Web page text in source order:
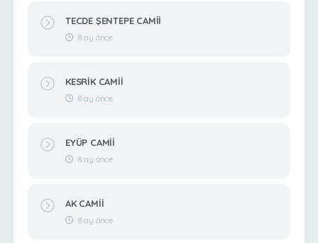
TECDE ŞENTEPE CAMİİ
8 ay önce
KESRİK CAMİİ
8 ay önce
EYÜP CAMİİ
8 ay önce
AK CAMİİ
8 ay önce